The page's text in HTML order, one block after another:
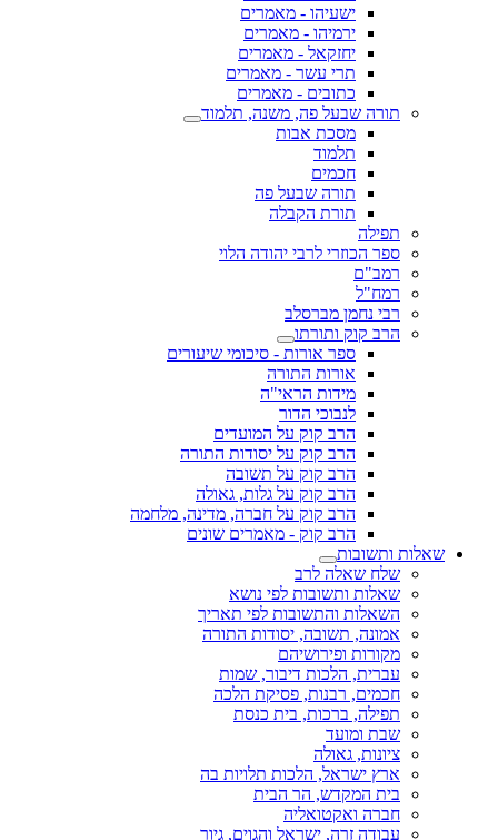
ישעיהו - מאמרים
ירמיהו - מאמרים
יחזקאל - מאמרים
תרי עשר - מאמרים
כתובים - מאמרים
תורה שבעל פה, משנה, תלמוד
מסכת אבות
תלמוד
חכמים
תורה שבעל פה
תורת הקבלה
תפילה
ספר הכוזרי לרבי יהודה הלוי
רמב"ם
רמח"ל
רבי נחמן מברסלב
הרב קוק ותורתו
ספר אורות - סיכומי שיעורים
אורות התורה
מידות הראי"ה
לנבוכי הדור
הרב קוק על המועדים
הרב קוק על יסודות התורה
הרב קוק על תשובה
הרב קוק על גלות, גאולה
הרב קוק על חברה, מדינה, מלחמה
הרב קוק - מאמרים שונים
שאלות ותשובות
שלח שאלה לרב
שאלות ותשובות לפי נושא
השאלות והתשובות לפי תאריך
אמונה, תשובה, יסודות התורה
מקורות ופירושיהם
עברית, הלכות דיבור, שמות
חכמים, רבנות, פסיקת הלכה
תפילה, ברכות, בית כנסת
שבת ומועד
ציונות, גאולה
ארץ ישראל, הלכות תלויות בה
בית המקדש, הר הבית
חברה ואקטואליה
עבודה זרה, ישראל והגוים, גיור